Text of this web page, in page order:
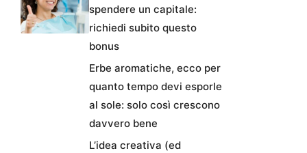
spendere un capitale:
richiedi subito questo
bonus
Erbe aromatiche, ecco per
quanto tempo devi esporle
al sole: solo così crescono
davvero bene
L’idea creativa (ed